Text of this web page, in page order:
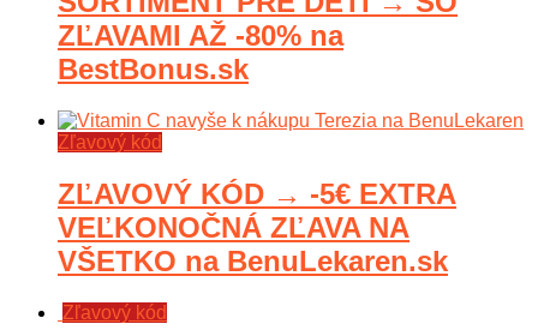
ZĽAVAMI AŽ -80% na
BestBonus.sk
Zľavový kód
ZĽAVOVÝ KÓD → -5€ EXTRA
VEĽKONOČNÁ ZĽAVA NA
VŠETKO na BenuLekaren.sk
Zľavový kód